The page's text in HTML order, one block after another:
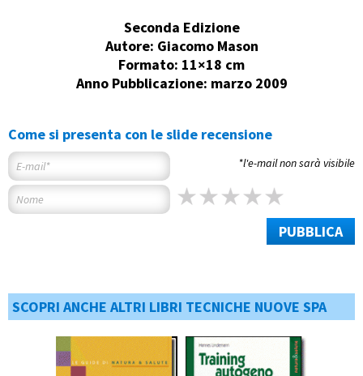
Seconda Edizione
Autore: Giacomo Mason
Formato: 11×18 cm
Anno Pubblicazione: marzo 2009
Come si presenta con le slide recensione
*l'e-mail non sarà visibile
PUBBLICA
SCOPRI ANCHE ALTRI LIBRI TECNICHE NUOVE SPA